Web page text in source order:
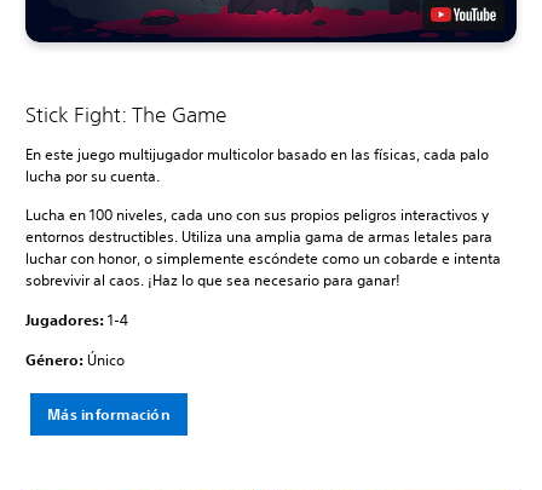
Stick Fight: The Game
En este juego multijugador multicolor basado en las físicas, cada palo
lucha por su cuenta.
Lucha en 100 niveles, cada uno con sus propios peligros interactivos y
entornos destructibles. Utiliza una amplia gama de armas letales para
luchar con honor, o simplemente escóndete como un cobarde e intenta
sobrevivir al caos. ¡Haz lo que sea necesario para ganar!
Jugadores:1-4
Género:Único
Más información